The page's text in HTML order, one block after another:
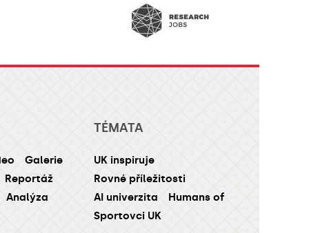
Galerie
Reportáž
Analýza
TÉMATA
UK inspiruje
Rovné příležitosti
AI univerzita
Humans of
Sportovci UK